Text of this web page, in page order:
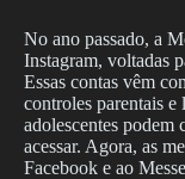
No ano passado, a
Instagram, voltadas
Essas contas vêm
controles parentais e
adolescentes podem
acessar. Agora, as
Facebook e ao